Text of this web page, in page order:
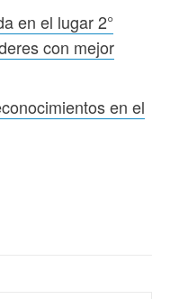
en el lugar 2°
con mejor
en el